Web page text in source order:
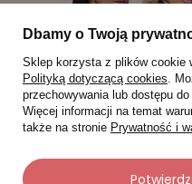
Dbamy o Twoją
Sklep korzysta z plików cookie
Polityką dotyczącą cookies.
przechowywania lub dostępu
Więcej informacji na temat
także na stronie Prywatność i